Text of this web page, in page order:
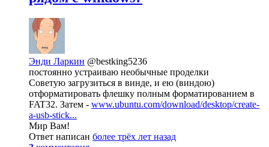
Энди Ларкин @bestking5236
постоянно устраиваю необычные проделки
Советую загрузиться в винде, и ею (виндою)
отформатировать флешку полным форматированием в
FAT32. Затем - www.ubuntu.com/download/desktop/create-
a-usb-stick...
Мир Вам!
Ответ написан более трёх лет назад